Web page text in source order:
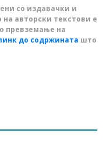
со издавачки и
авторски текстови е
превземање на
до содржината што